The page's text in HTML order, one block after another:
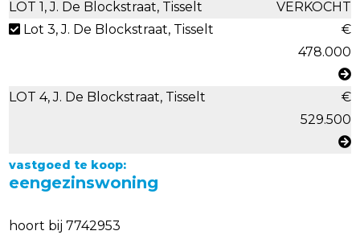
LOT 1, J. De Blockstraat, Tisselt
VERKOCHT
Lot 3, J. De Blockstraat, Tisselt
€
478.000
LOT 4, J. De Blockstraat, Tisselt
€
529.500
vastgoed te koop:
eengezinswoning
hoort bij 7742953